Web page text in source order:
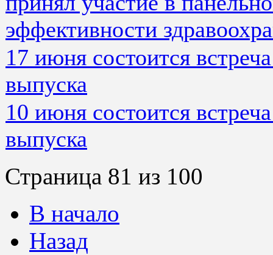
эффективности
17 июня состоится
выпуска
10 июня состоится
выпуска
Страница 81 из 100
В начало
Назад